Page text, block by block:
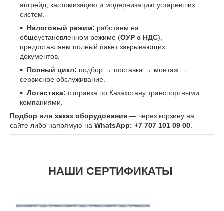
апгрейд, кастомизацию и модернизацию устаревших
систем.
Налоговый режим: работаем на
общеустановленном режиме (ОУР с НДС),
предоставляем полный пакет закрывающих
документов.
Полный цикл: подбор → поставка → монтаж →
сервисное обслуживание.
Логистика: отправка по Казахстану транспортными
компаниями.
Подбор или заказ оборудования — через корзину на
сайте либо напрямую на WhatsApp: +7 707 101 09 00
НАШИ СЕРТИФИКАТЫ